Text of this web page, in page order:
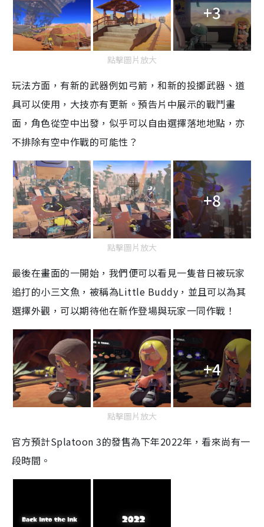
+3
點擊圖片放大
玩法方面，有新的武器例如弓箭，和新的投擲武器、道
具可以使用，大技亦有更新。預告片中展示的戰鬥畫
面，角色從空中出發，似乎可以自由選擇落地地點，亦
不排除有空中作戰的可能性？
+8
點擊圖片放大
最後在畫面的一開始，我們便可以看見一隻昔日被玩家
追打的小三文魚，被稱為Little Buddy，並且可以為其
選擇外觀，可以期待他在新作登場與玩家一同作戰！
+4
點擊圖片放大
官方預計Splatoon 3的發售為下年2022年，看來尚有一
段時間。